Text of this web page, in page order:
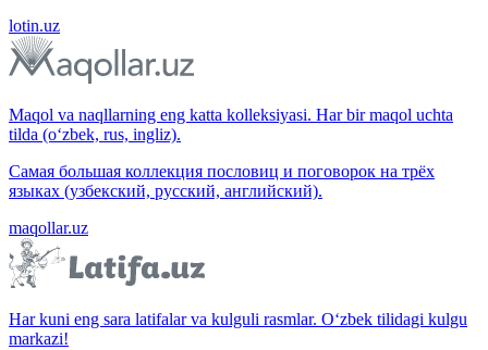
lotin.uz
Maqol va naqllarning eng katta kolleksiyasi. Har bir maqol uchta
tilda (o‘zbek, rus, ingliz).
Самая большая коллекция пословиц и поговорок на трёх
языках (узбекский, русский, английский).
maqollar.uz
Har kuni eng sara latifalar va kulguli rasmlar. O‘zbek tilidagi kulgu
markazi!